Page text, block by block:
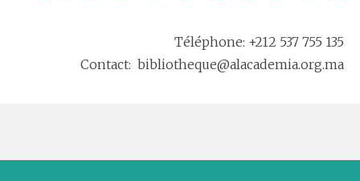
Téléphone: +212 537 755 135
Contact: bibliotheque@alacademia.org.ma